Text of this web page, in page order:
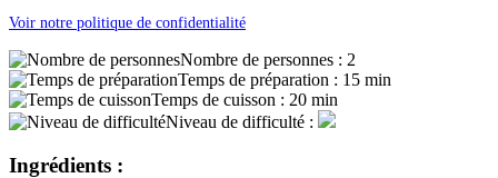
Voir notre politique de confidentialité
Nombre de personnes : 2
Temps de préparation : 15 min
Temps de cuisson : 20 min
Niveau de difficulté :
Ingrédients :